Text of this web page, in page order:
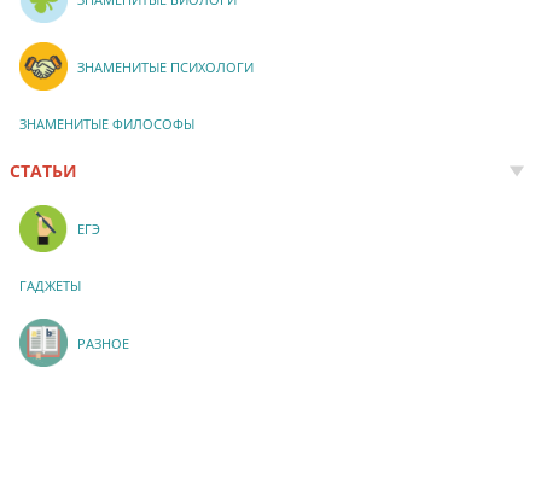
ЗНАМЕНИТЫЕ ПСИХОЛОГИ
ЗНАМЕНИТЫЕ ФИЛОСОФЫ
СТАТЬИ
ЕГЭ
ГАДЖЕТЫ
РАЗНОЕ